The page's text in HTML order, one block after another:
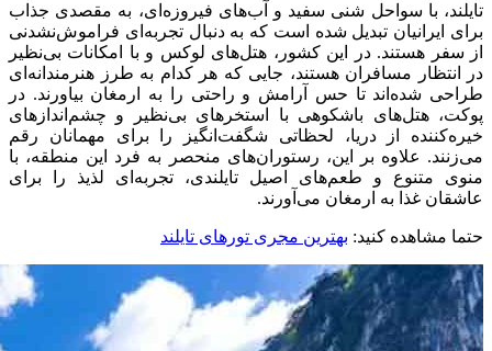
تایلند، با سواحل شنی سفید و آب‌های فیروزه‌ای، به مقصدی جذاب
برای ایرانیان تبدیل شده است که به دنبال تجربه‌ای فراموش‌نشدنی
از سفر هستند. در این کشور، هتل‌های لوکس و با امکانات بی‌نظیر
در انتظار مسافران هستند، جایی که هر کدام به طرز هنرمندانه‌ای
طراحی شده‌اند تا حس آرامش و راحتی را به ارمغان بیاورند. در
پوکت، هتل‌های باشکوهی با استخرهای بی‌نظیر و چشم‌اندازهای
خیره‌کننده از دریا، لحظاتی شگفت‌انگیز را برای مهمانان رقم
می‌زنند. علاوه بر این، رستوران‌های منحصر به فرد این منطقه، با
منوی متنوع و طعم‌های اصیل تایلندی، تجربه‌ای لذیذ را برای
عاشقان غذا به ارمغان می‌آورند.
حتما مشاهده کنید: بهترین مجری تورهای تایلند